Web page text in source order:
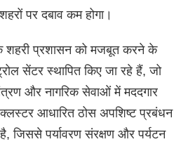
पर दबाव कम होगा।
शहरी प्रशासन को मजबूत करने के
सेंटर स्थापित किए जा रहे हैं, जो
और नागरिक सेवाओं में मददगार
क्लस्टर आधारित ठोस अपशिष्ट प्रबंधन
जिससे पर्यावरण संरक्षण और पर्यटन